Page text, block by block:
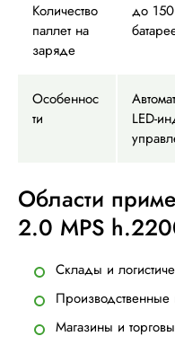
Количество
паллет на
заряде
до
Особеннос
ти
LED-
Области
2.0 MPS
Склады и
Производственные
Магазины и